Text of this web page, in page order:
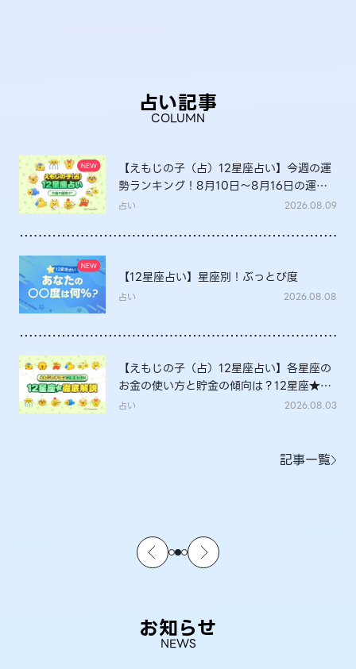
占い記事
COLUMN
【えもじの子（占）12星座占い】今週の運
勢ランキング！8月10日～8月16日の運勢
は？
占い 2026.08.09
【12星座占い】星座別！ぶっとび度
占い 2026.08.08
【えもじの子（占）12星座占い】各星座の
お金の使い方と貯金の傾向は？12星座★徹
底解説
占い 2026.08.03
記事一覧
お知らせ
NEWS